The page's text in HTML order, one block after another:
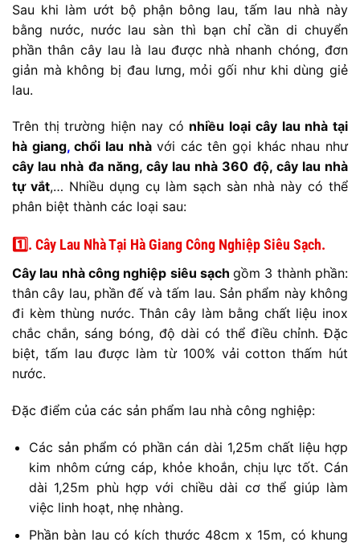
Sau khi làm ướt bộ phận bông lau, tấm lau nhà này
bằng nước, nước lau sàn thì bạn chỉ cần di chuyển
phần thân cây lau là lau được nhà nhanh chóng, đơn
giản mà không bị đau lưng, mỏi gối như khi dùng giẻ
lau.
Trên thị trường hiện nay có nhiều loại cây lau nhà tại
hà giang,chổi lau nhàvới các tên gọi khác nhau như
cây lau nhà đa năng, cây lau nhà 360 độ, cây lau nhà
tự vắt,… Nhiều dụng cụ làm sạch sàn nhà này có thể
phân biệt thành các loại sau:
1️⃣. Cây Lau Nhà Tại Hà GiangCông Nghiệp Siêu Sạch.
Cây lau nhà công nghiệp siêu sạchgồm 3 thành phần:
thân cây lau, phần đế và tấm lau. Sản phẩm này không
đi kèm thùng nước. Thân cây làm bằng chất liệu inox
chắc chắn, sáng bóng, độ dài có thể điều chỉnh. Đặc
biệt, tấm lau được làm từ 100% vải cotton thấm hút
nước.
Đặc điểm của các sản phẩm lau nhà công nghiệp:
Các sản phẩm có phần cán dài 1,25m chất liệu hợp
kim nhôm cứng cáp, khỏe khoắn, chịu lực tốt. Cán
dài 1,25m phù hợp với chiều dài cơ thể giúp làm
việc linh hoạt, nhẹ nhàng.
Phần bàn lau có kích thước 48cm x 15m, có khung